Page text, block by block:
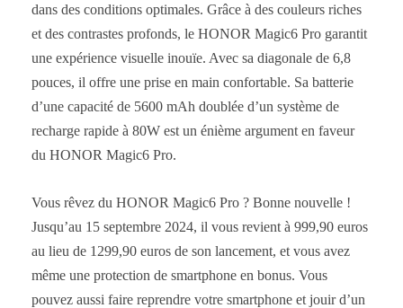
dans des conditions optimales. Grâce à des couleurs riches
et des contrastes profonds, le HONOR Magic6 Pro garantit
une expérience visuelle inouïe. Avec sa diagonale de 6,8
pouces, il offre une prise en main confortable. Sa batterie
d’une capacité de 5600 mAh doublée d’un système de
recharge rapide à 80W est un énième argument en faveur
du HONOR Magic6 Pro.
Vous rêvez du HONOR Magic6 Pro ? Bonne nouvelle !
Jusqu’au 15 septembre 2024, il vous revient à 999,90 euros
au lieu de 1299,90 euros de son lancement, et vous avez
même une protection de smartphone en bonus. Vous
pouvez aussi faire reprendre votre smartphone et jouir d’un